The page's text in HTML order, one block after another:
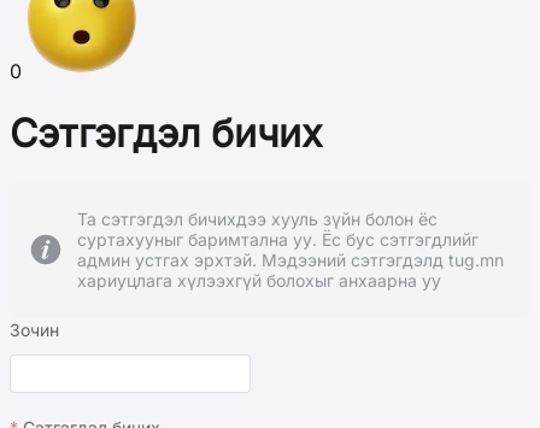
0
Сэтгэгдэл бичих
Та сэтгэгдэл бичихдээ хууль зүйн болон ёс
суртахууныг баримтална уу. Ёс бус сэтгэгдлийг
админ устгах эрхтэй. Мэдээний сэтгэгдэлд tug.mn
хариуцлага хүлээхгүй болохыг анхаарна уу
Зочин